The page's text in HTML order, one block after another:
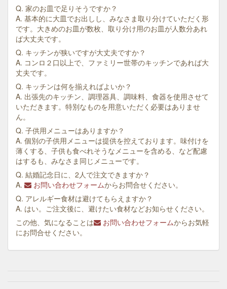
Q. 家のお皿で足りそうですか？
A. 基本的に大皿でお出しし、みなさま取り分けていただく形
です。大きめのお皿が数枚、取り分け用のお皿が人数分あれ
ば大丈夫です。
Q. キッチンが狭いですが大丈夫ですか？
A. コンロ２口以上で、ファミリー世帯のキッチンであれば大
丈夫です。
Q. キッチンは何を揃えればよいか？
A. 出張先のキッチン、調理器具、調味料、食器を使用させて
いただきます。特別なものを用意いただく必要はありませ
ん。
Q. 子供用メニューはありますか？
A. 個別の子供用メニューは提供を控えております。味付けを
薄くする、子供も食べれそうなメニューを含める、など配慮
はするも、みなさま同じメニューです。
Q. 結婚記念日に、2人で注文できますか？
A.
お問い合わせフォームからお問合せください。
Q. アレルギー食材は避けてもらえますか？
A. はい。ご注文後に、避けたい食材などお知らせください。
この他、気になることは
お問い合わせフォームからお気軽
にお問合せください。